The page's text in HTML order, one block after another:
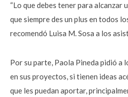
“Lo que debes tener para alcanzar
que siempre des un plus en todos
recomendó Luisa M. Sosa a los
Por su parte, Paola Pineda pidió a
en sus proyectos, si tienen ideas
que les puedan aportar,